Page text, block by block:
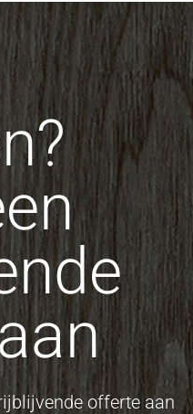
offerte aan